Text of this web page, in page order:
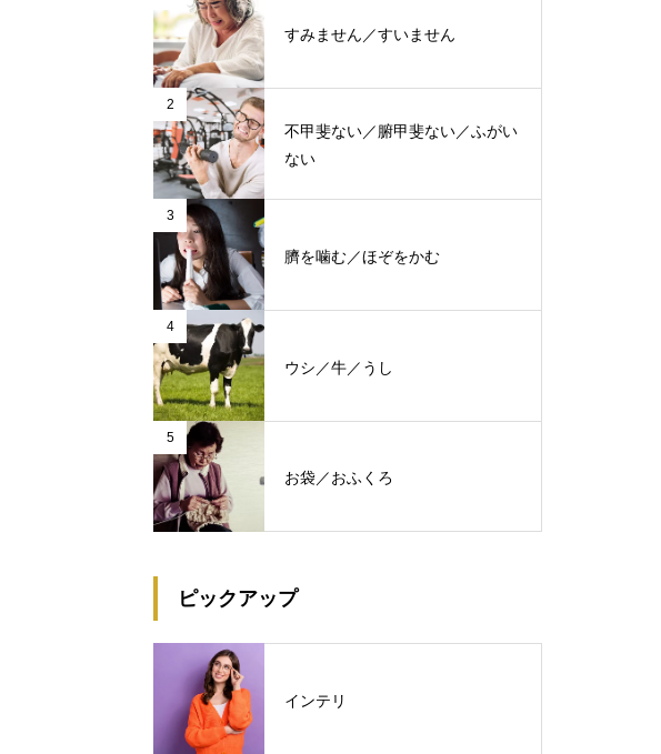
すみません／すいません
2
不甲斐ない／腑甲斐ない／ふがい
ない
3
臍を噛む／ほぞをかむ
4
ウシ／牛／うし
5
お袋／おふくろ
ピックアップ
インテリ